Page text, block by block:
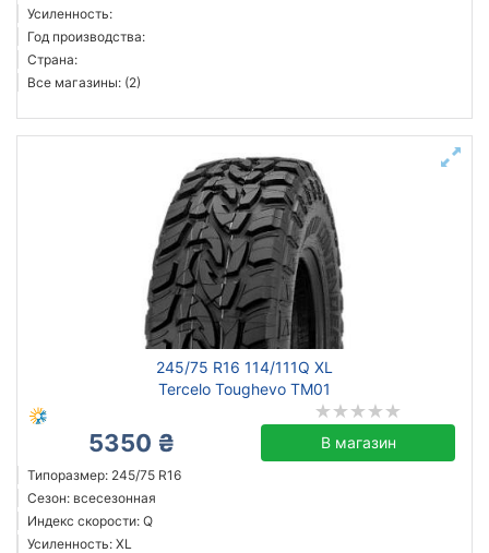
Усиленность:
Год производства:
Страна:
Все магазины: (2)
245/75 R16 114/111Q XL
Tercelo Toughevo TM01
5350 ₴ В магазин
Типоразмер: 245/75 R16
Сезон: всесезонная
Индекс скорости: Q
Усиленность: XL